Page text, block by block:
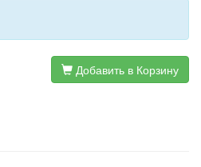
Добавить в Корзину